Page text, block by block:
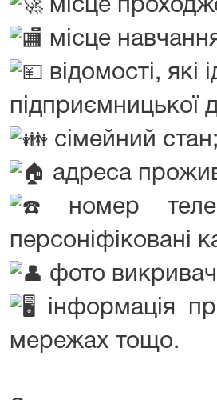
місце
місце
відомості, які
підприємницької
сімейний стан;
адреса
номер
персоніфіковані
фото
інформація
мережах тощо.